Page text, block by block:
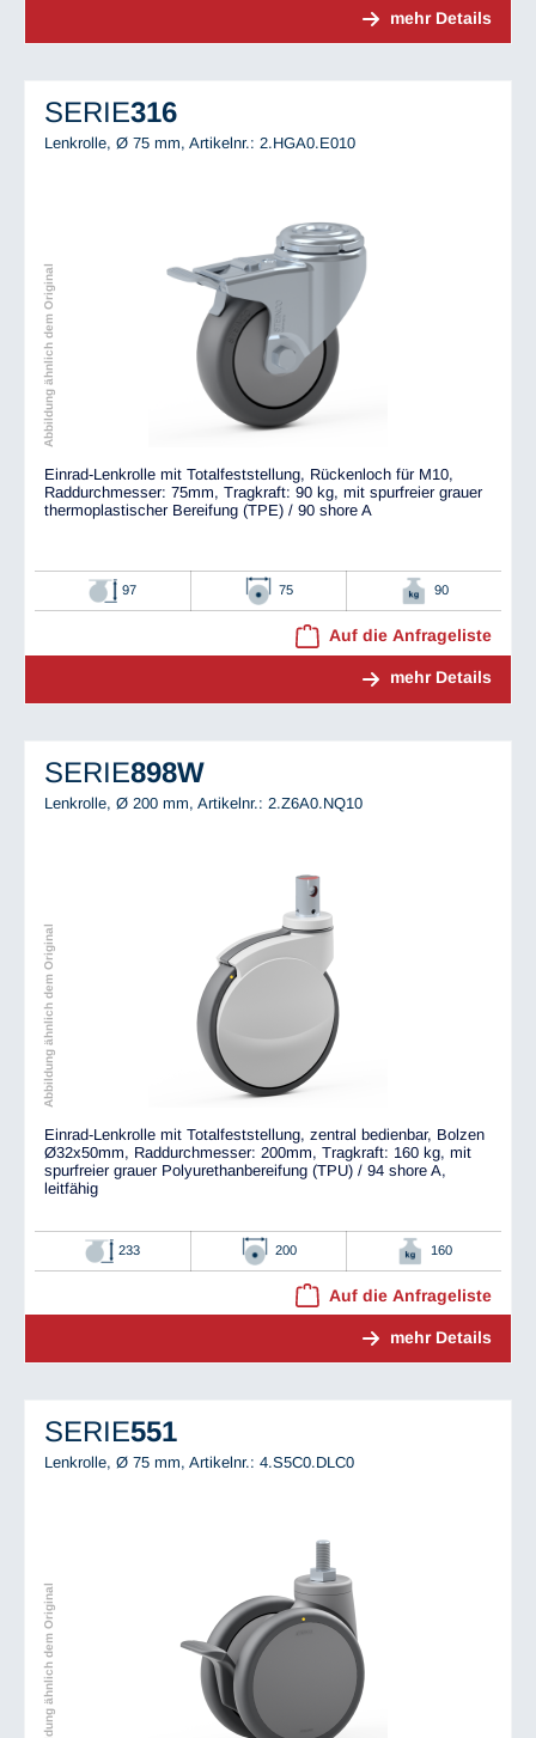
mehr Details
SERIE316
Lenkrolle, Ø 75 mm, Artikelnr.: 2.HGA0.E010
Abbildung ähnlich dem Original
Einrad-Lenkrolle mit Totalfeststellung, Rückenloch für M10,
Raddurchmesser: 75mm, Tragkraft: 90 kg, mit spurfreier grauer
thermoplastischer Bereifung (TPE) / 90 shore A
97 75 90
Auf die Anfrageliste
mehr Details
SERIE898W
Lenkrolle, Ø 200 mm, Artikelnr.: 2.Z6A0.NQ10
Abbildung ähnlich dem Original
Einrad-Lenkrolle mit Totalfeststellung, zentral bedienbar, Bolzen
Ø32x50mm, Raddurchmesser: 200mm, Tragkraft: 160 kg, mit
spurfreier grauer Polyurethanbereifung (TPU) / 94 shore A,
leitfähig
233 200 160
Auf die Anfrageliste
mehr Details
SERIE551
Lenkrolle, Ø 75 mm, Artikelnr.: 4.S5C0.DLC0
Abbildung ähnlich dem Original